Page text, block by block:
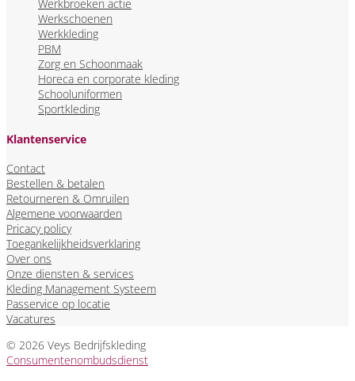
Werkbroeken actie
Werkschoenen
Werkkleding
PBM
Zorg en Schoonmaak
Horeca en corporate kleding
Schooluniformen
Sportkleding
Klantenservice
Contact
Bestellen & betalen
Retourneren & Omruilen
Algemene voorwaarden
Pricacy policy
Toegankelijkheidsverklaring
Over ons
Onze diensten & services
Kleding Management Systeem
Passervice op locatie
Vacatures
© 2026 Veys Bedrijfskleding
Consumentenombudsdienst